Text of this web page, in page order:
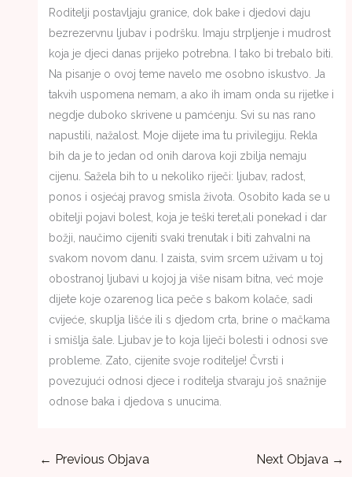
Roditelji postavljaju granice, dok bake i djedovi daju
bezrezervnu ljubav i podršku. Imaju strpljenje i mudrost
koja je djeci danas prijeko potrebna. I tako bi trebalo biti.
Na pisanje o ovoj teme navelo me osobno iskustvo. Ja
takvih uspomena nemam, a ako ih imam onda su rijetke i
negdje duboko skrivene u pamćenju. Svi su nas rano
napustili, nažalost. Moje dijete ima tu privilegiju. Rekla
bih da je to jedan od onih darova koji zbilja nemaju
cijenu. Sažela bih to u nekoliko riječi: ljubav, radost,
ponos i osjećaj pravog smisla života. Osobito kada se u
obitelji pojavi bolest, koja je teški teret,ali ponekad i dar
božji, naučimo cijeniti svaki trenutak i biti zahvalni na
svakom novom danu. I zaista, svim srcem uživam u toj
obostranoj ljubavi u kojoj ja više nisam bitna, već moje
dijete koje ozarenog lica peče s bakom kolače, sadi
cvijeće, skuplja lišće ili s djedom crta, brine o mačkama
i smišlja šale. Ljubav je to koja liječi bolesti i odnosi sve
probleme. Zato, cijenite svoje roditelje! Čvrsti i
povezujući odnosi djece i roditelja stvaraju još snažnije
odnose baka i djedova s unucima.
← Previous Objava Next Objava →